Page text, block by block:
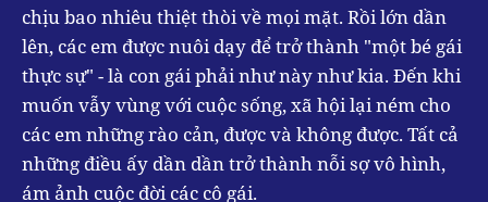
chịu bao nhiêu thiệt thòi về mọi mặt. Rồi lớn dần
lên, các em được nuôi dạy để trở thành "một bé gái
thực sự" - là con gái phải như này như kia. Đến khi
muốn vẫy vùng với cuộc sống, xã hội lại ném cho
các em những rào cản, được và không được. Tất cả
những điều ấy dần dần trở thành nỗi sợ vô hình,
ám ảnh cuộc đời các cô gái.